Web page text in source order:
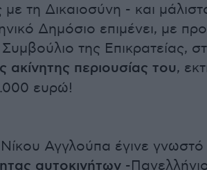
τη Δικαιοσύνη - και
Δημόσιο επιμένει, με
της Επικρατείας,
ακίνητης περιουσίας του,
ευρώ!
Αγγλούπα έγινε
αυτοκινήτων -